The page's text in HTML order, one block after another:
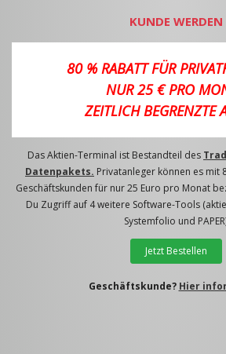
KUNDE WERDEN
80 % RABATT FÜR
NUR 25 € PRO
ZEITLICH BEGRENZTE
Das Aktien-Terminal ist Bestandteil des
Datenpakets. Privatanleger können es mit
Geschäftskunden für nur 25 Euro pro Monat
Du Zugriff auf 4 weitere Software-Tools
Systemfolio und
Jetzt Bestellen
Geschäftskunde? Hier